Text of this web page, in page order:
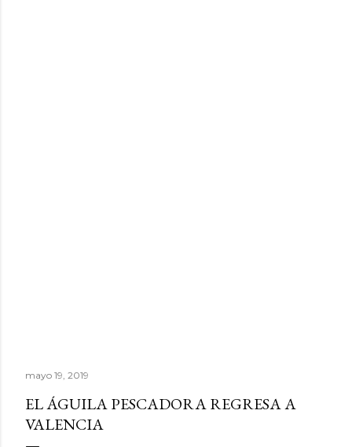
mayo 19, 2019
EL ÁGUILA PESCADORA REGRESA A
VALENCIA